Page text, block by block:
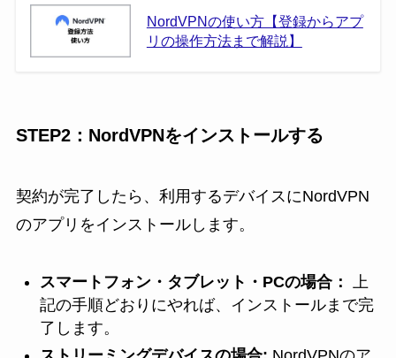
NordVPNの使い方【登録からアプ
リの操作方法まで解説】
STEP2：NordVPNをインストールする
契約が完了したら、利用するデバイスにNordVPN
のアプリをインストールします。
スマートフォン・タブレット・PCの場合： 上
記の手順どおりにやれば、インストールまで完
了します。